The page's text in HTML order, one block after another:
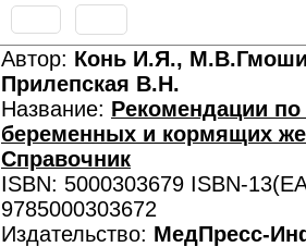
Автор: Конь И.Я.,
Прилепская В.Н.
Название: Рекомендации
беременных и кормящих
Справочник
ISBN: 5000303679 ISBN-
9785000303672
Издательство: МедПресс-